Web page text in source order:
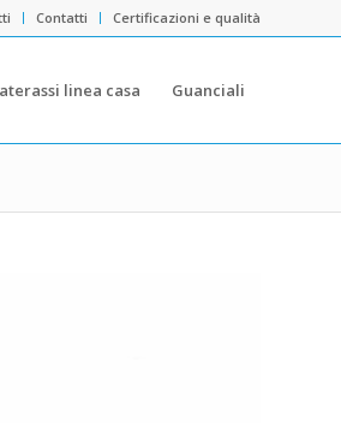
Contatti Certificazioni e qualità
linea casa Guanciali